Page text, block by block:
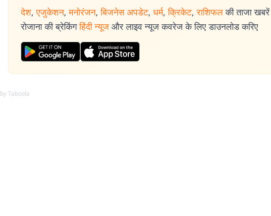
देश, एजुकेशन, मनोरंजन, बिजनेस अपडेट, धर्म, क्रिकेट, राशिफल की ताजा
रोजाना की ब्रेकिंग हिंदी न्यूज और लाइव न्यूज कवरेज के लिए डाउनलोड करिए
by Taboola